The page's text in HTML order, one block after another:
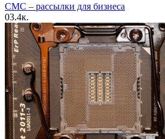
СМС – рассылки для бизнеса
03.4к.